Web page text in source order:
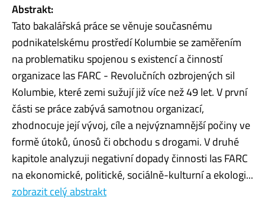
Abstrakt:
Tato bakalářská práce se věnuje současnému
podnikatelskému prostředí Kolumbie se zaměřením
na problematiku spojenou s existencí a činností
organizace las FARC - Revolučních ozbrojených sil
Kolumbie, které zemi sužují již více než 49 let. V první
části se práce zabývá samotnou organizací,
zhodnocuje její vývoj, cíle a nejvýznamnější počiny ve
formě útoků, únosů či obchodu s drogami. V druhé
kapitole analyzuji negativní dopady činnosti las FARC
na ekonomické, politické, sociálně-kulturní a ekologi...
zobrazit celý abstrakt